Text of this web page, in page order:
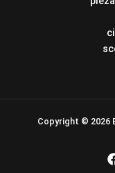
Copyright © 2026